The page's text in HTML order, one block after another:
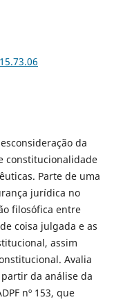
da
constitucionalidade
Parte de uma
jurídica no
filosófica entre
coisa julgada e as
assim
Avalia
da análise da
nº 153, que